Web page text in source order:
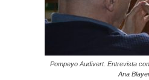
Pompeyo Audivert. Entrevista
Ana